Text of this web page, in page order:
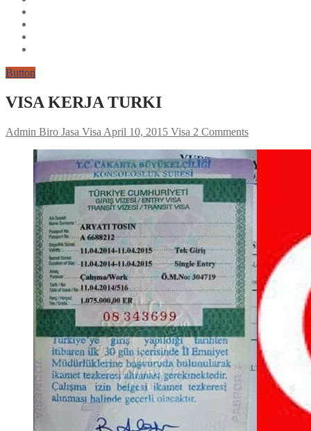
Button
VISA KERJA TURKI
Admin Biro Jasa Visa April 10, 2015 Visa 2 Comments